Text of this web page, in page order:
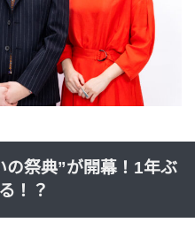
の祭典”が開幕！1年ぶ
！？